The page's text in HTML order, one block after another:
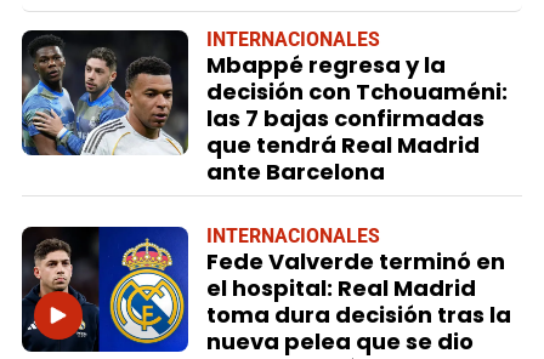
INTERNACIONALES
Mbappé regresa y la
decisión con Tchouaméni:
las 7 bajas confirmadas
que tendrá Real Madrid
ante Barcelona
INTERNACIONALES
Fede Valverde terminó en
el hospital: Real Madrid
toma dura decisión tras la
nueva pelea que se dio